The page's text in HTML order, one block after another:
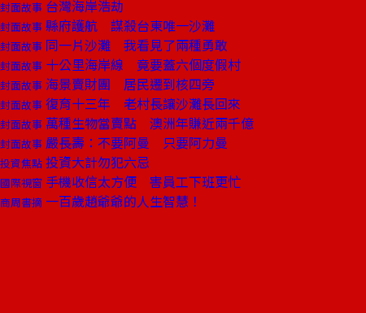
封面故事 台灣海岸浩劫
封面故事 縣府護航 謀殺台東唯一沙灘
封面故事 同一片沙灘 我看見了兩種勇敢
封面故事 十公里海岸線 竟要蓋六個度假村
封面故事 海景賣財團 居民遷到核四旁
封面故事 復育十三年 老村長讓沙灘長回來
封面故事 萬種生物當賣點 澳洲年賺近兩千億
封面故事 嚴長壽：不要阿曼 只要阿力曼
投資焦點 投資大計勿犯六忌
國際視窗 手機收信太方便 害員工下班更忙
商周書摘 一百歲趙爺爺的人生智慧！